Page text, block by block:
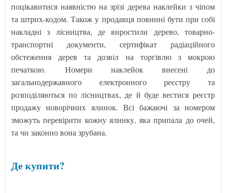
поцікавитися наявністю на зрізі дерева наклейки з чіпом
та штрих-кодом. Також у продавця повинні бути при собі
накладні з лісництва, де виростили дерево, товарно-
транспортні документи, сертифікат радіаційного
обстеження дерев та дозвіл на торгівлю з мокрою
печаткою. Номери наклейок внесені до
загальнодержавного електронного реєстру та
розподіляються по лісництвах, де й буде вестися реєстр
продажу новорічних ялинок. Всі бажаючі за номером
зможуть перевірити кожну ялинку, яка припала до очей,
та чи законно вона зрубана.
Де купити?